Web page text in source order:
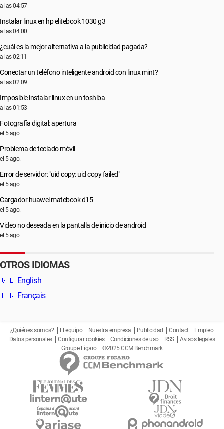
a las 04:57
Instalar linux en hp elitebook 1030 g3
a las 04:00
¿cuál es la mejor alternativa a la publicidad pagada?
a las 02:11
Conectar un teléfono inteligente android con linux mint?
a las 02:09
Imposible instalar linux en un toshiba
a las 01:53
Fotografía digital: apertura
el 5 ago.
Problema de teclado móvil
el 5 ago.
Error de servidor: "uid copy: uid copy failed"
el 5 ago.
Cargador huawei matebook d15
el 5 ago.
Video no deseada en la pantalla de inicio de android
el 5 ago.
OTROS IDIOMAS
🇬🇧 English
🇫🇷 Français
¿Quiénes somos? El equipo Nuestra empresa Publicidad Contact
Empleo
Datos personales
Configurar cookies Condiciones de uso RSS
Avisos legales
Groupe Figaro
©2025 CCM Benchmark